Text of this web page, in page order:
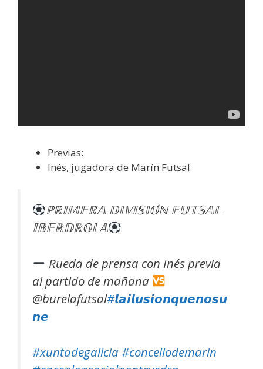
Previas:
Inés, jugadora de Marín Futsal
ℙℝ𝕀𝕄𝔼ℝ𝔸 𝔻𝕀𝕍𝕀𝕊𝕀𝕆́ℕ 𝔽𝕌𝕋𝕊𝔸𝕃
𝕀𝔹𝔼ℝ𝔻ℝ𝕆𝕃𝔸
Rueda de prensa con Inés previa
al partido de mañana
@burelafutsal#𝙡𝙖𝙞𝙡𝙪𝙨𝙞𝙤𝙣𝙦𝙪𝙚𝙣𝙤𝙨𝙪
𝙣𝙚
#xuntadegalicia #concellodemarin